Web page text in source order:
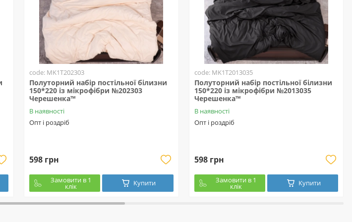
code: MK1T202303
Полуторний набір постільної білизни
150*220 із мікрофібри №202303
Черешенка™
В наявності
Опт і роздріб
598 грн
Замовити в 1
клік Купити
code: MK1T2013035
Полуторний набір постільної білизни
150*220 із мікрофібри №2013035
Черешенка™
В наявності
Опт і роздріб
598 грн
Замовити в 1
клік Купити